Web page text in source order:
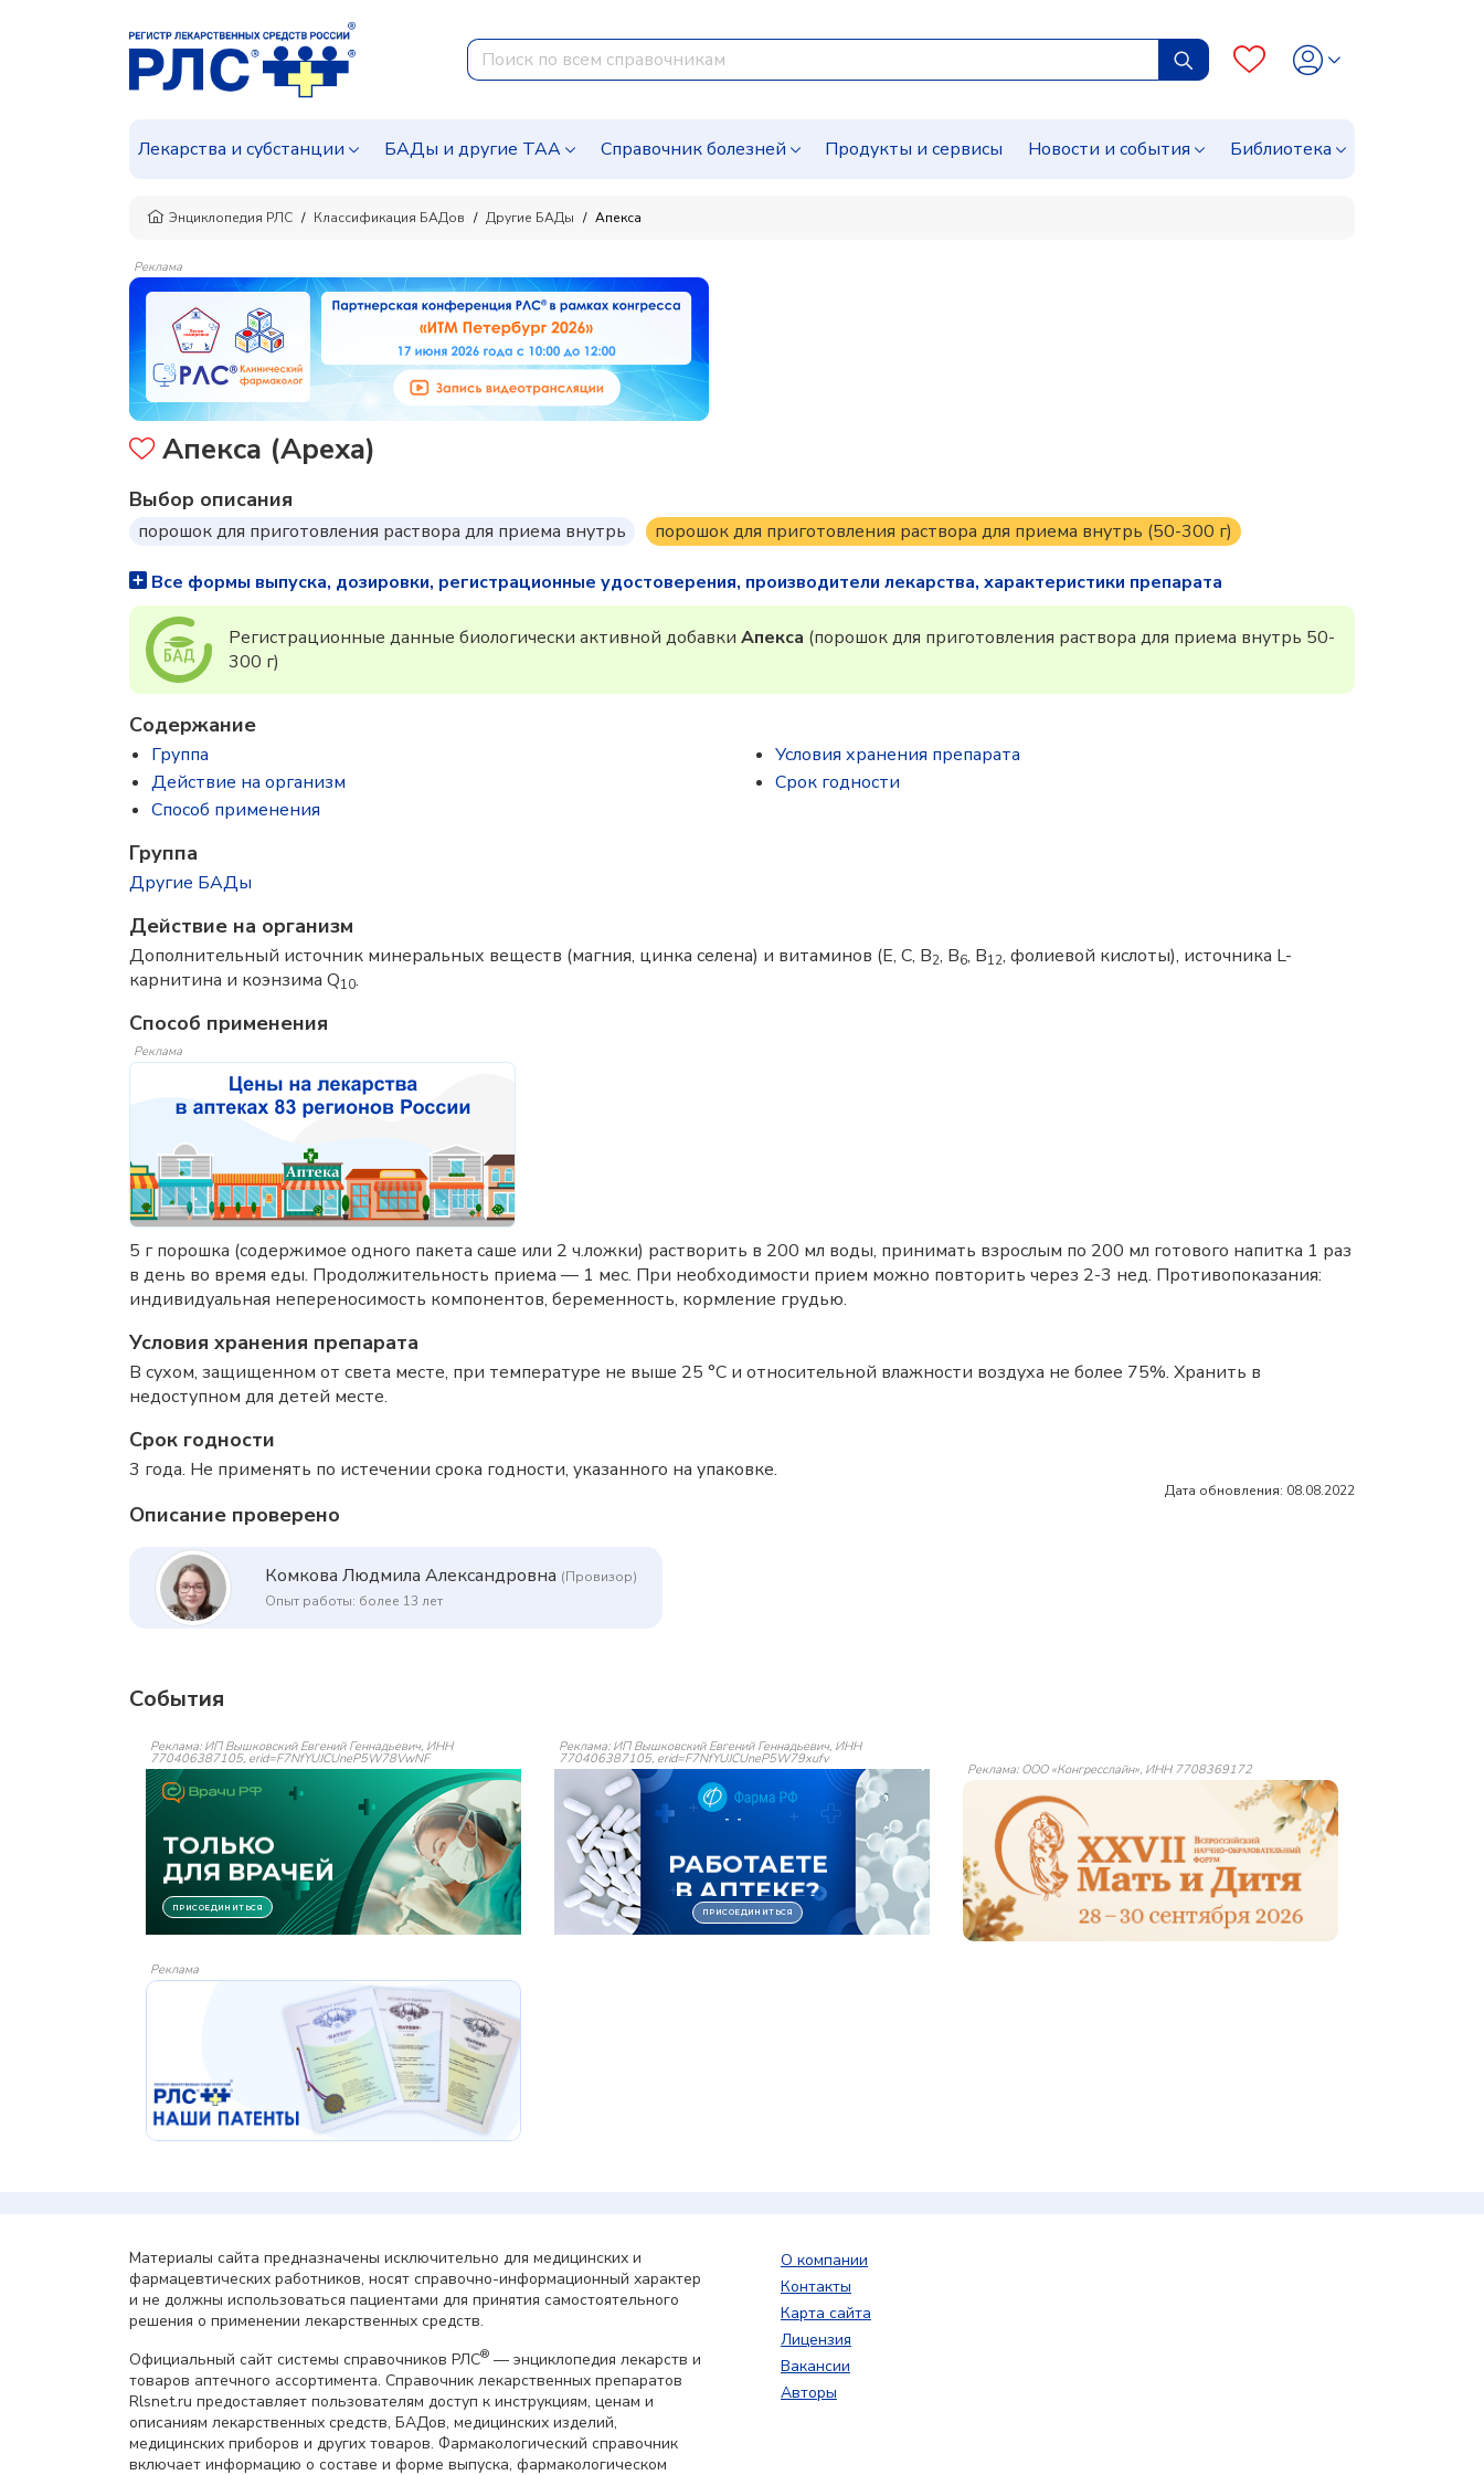
Лекарства и субстанции БАДы и другие ТАА Справочник болезней Продукты и сервисы Новости и события Библиотека
Энциклопедия РЛС Классификация БАДов Другие БАДы Апекса
Реклама
Апекса (Apexa)
Выбор описания
порошок для приготовления раствора для приема внутрь порошок для приготовления раствора для приема внутрь (50-300 г)
Все формы выпуска, дозировки, регистрационные удостоверения, производители лекарства, характеристики препарата
Регистрационные данные биологически активной добавки Апекса (порошок для приготовления раствора для приема внутрь 50-
300 г)
Содержание
Группа
Действие на организм
Способ применения
Условия хранения препарата
Срок годности
Группа
Другие БАДы
Действие на организм
Дополнительный источник минеральных веществ (магния, цинка селена) и витаминов (E, C, B2, B6, B12, фолиевой кислоты), источника L-
карнитина и коэнзима Q10.
Способ применения
Реклама
5 г порошка (содержимое одного пакета саше или 2 ч.ложки) растворить в 200 мл воды, принимать взрослым по 200 мл готового напитка 1 раз
в день во время еды. Продолжительность приема — 1 мес. При необходимости прием можно повторить через 2-3 нед. Противопоказания:
индивидуальная непереносимость компонентов, беременность, кормление грудью.
Условия хранения препарата
В сухом, защищенном от света месте, при температуре не выше 25 °C и относительной влажности воздуха не более 75%. Хранить в
недоступном для детей месте.
Срок годности
3 года. Не применять по истечении срока годности, указанного на упаковке.
Дата обновления: 08.08.2022
Описание проверено
Комкова Людмила Александровна (Провизор)
Опыт работы: более 13 лет
События
Реклама: ИП Вышковский Евгений Геннадьевич, ИНН
770406387105, erid=F7NfYUJCUneP5W78VwNF
Реклама: ИП Вышковский Евгений Геннадьевич, ИНН
770406387105, erid=F7NfYUJCUneP5W79xufv
Реклама: ООО «Конгресслайн», ИНН 7708369172
Реклама
Материалы сайта предназначены исключительно для медицинских и
фармацевтических работников, носят справочно-информационный характер
и не должны использоваться пациентами для принятия самостоятельного
решения о применении лекарственных средств.
Официальный сайт системы справочников РЛС® — энциклопедия лекарств и
товаров аптечного ассортимента. Справочник лекарственных препаратов
Rlsnet.ru предоставляет пользователям доступ к инструкциям, ценам и
описаниям лекарственных средств, БАДов, медицинских изделий,
медицинских приборов и других товаров. Фармакологический справочник
включает информацию о составе и форме выпуска, фармакологическом
О компании
Контакты
Карта сайта
Лицензия
Вакансии
Авторы